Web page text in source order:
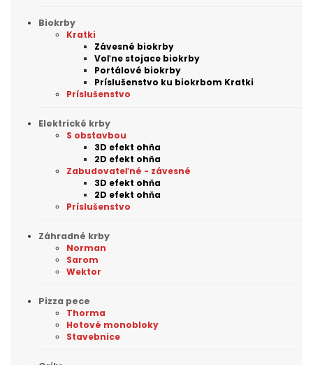
Biokrby
Kratki
Závesné biokrby
Voľne stojace biokrby
Portálové biokrby
Príslušenstvo ku biokrbom Kratki
Príslušenstvo
Elektrické krby
S obstavbou
3D efekt ohňa
2D efekt ohňa
Zabudovateľné - závesné
3D efekt ohňa
2D efekt ohňa
Príslušenstvo
Záhradné krby
Norman
Sarom
Wektor
Pizza pece
Thorma
Hotové monobloky
Stavebnice